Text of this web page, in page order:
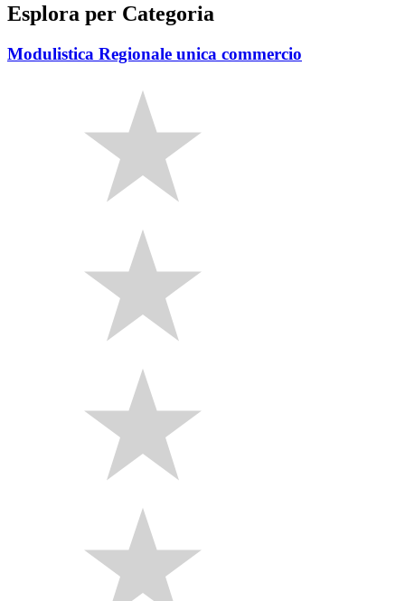
Esplora per Categoria
Modulistica Regionale unica commercio